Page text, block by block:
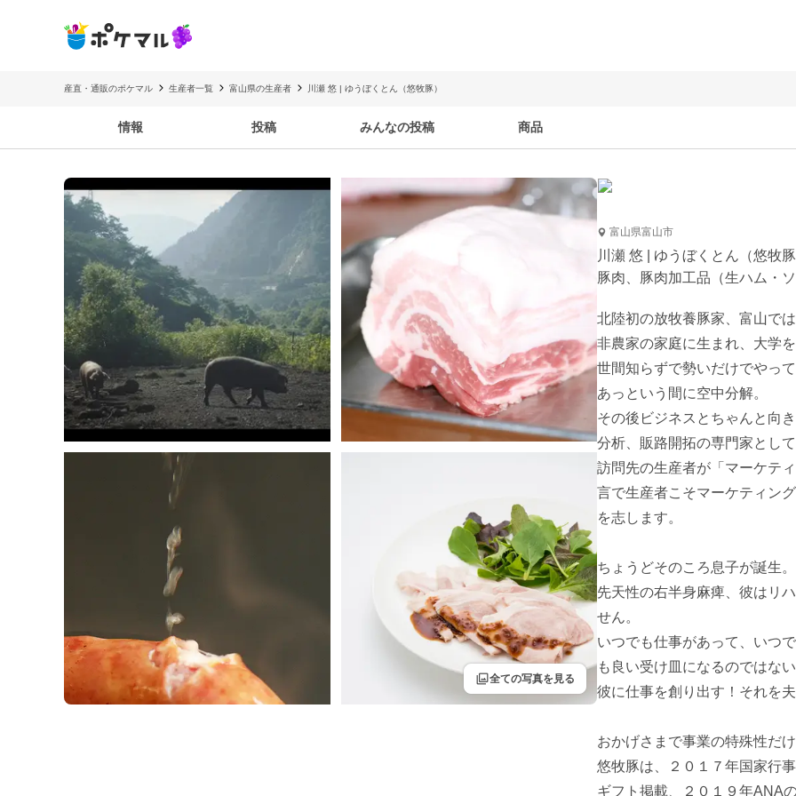
産直・通販のポケマル 生産者一覧 富山県の生産者 川瀬 悠 | ゆうぼくとん（悠牧豚）
情報 投稿 みんなの投稿 商品
filter全ての写真を見る
富山県富山市
川瀬 悠 | ゆうぼくとん（悠牧
豚肉、豚肉加工品（生ハム・
北陸初の放牧養豚家、富山で
非農家の家庭に生まれ、大学
世間知らずで勢いだけでやっ
あっという間に空中分解。
その後ビジネスとちゃんと向
分析、販路開拓の専門家とし
訪問先の生産者が「マーケテ
言で生産者こそマーケティン
を志します。
ちょうどそのころ息子が誕生
先天性の右半身麻痺、彼はリ
せん。
いつでも仕事があって、いつ
も良い受け皿になるのではな
彼に仕事を創り出す！それを
おかげさまで事業の特殊性だ
悠牧豚は、２０１７年国家行
ギフト掲載、２０１９年ANA